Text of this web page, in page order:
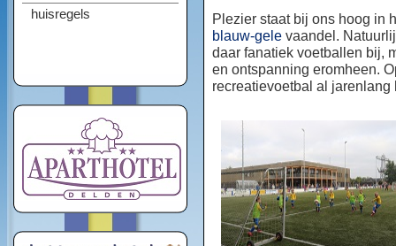
huisregels
Plezier staat bij ons hoog in
blauw-gele vaandel.
daar fanatiek voetballen bij,
en ontspanning eromheen.
recreatievoetbal al jarenlang